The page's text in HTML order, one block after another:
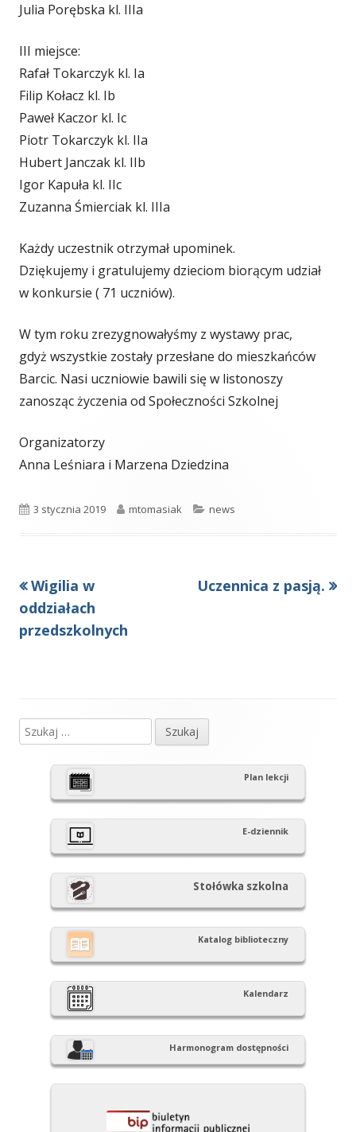
Julia Porębska kl. IIIa
III miejsce:
Rafał Tokarczyk kl. Ia
Filip Kołacz kl. Ib
Paweł Kaczor kl. Ic
Piotr Tokarczyk kl. IIa
Hubert Janczak kl. IIb
Igor Kapuła kl. IIc
Zuzanna Śmierciak kl. IIIa
Każdy uczestnik otrzymał upominek.
Dziękujemy i gratulujemy dzieciom biorącym udział
w konkursie ( 71 uczniów).
W tym roku zrezygnowałyśmy z wystawy prac,
gdyż wszystkie zostały przesłane do mieszkańców
Barcic. Nasi uczniowie bawili się w listonoszy
zanosząc życzenia od Społeczności Szkolnej
Organizatorzy
Anna Leśniara i Marzena Dziedzina
Opublikowano
3 stycznia 2019 Autor
mtomasiak Kategorie
news
Nawigacja
wpisu
Poprzedni
artykół
Wigilia w
oddziałach
przedszkolnych
Następny
Uczennica z pasją.
Główny
panel
boczny
Szukaj:
Plan lekcji
E-dziennik
Stołówka szkolna
Katalog biblioteczny
Kalendarz
Harmonogram dostępności